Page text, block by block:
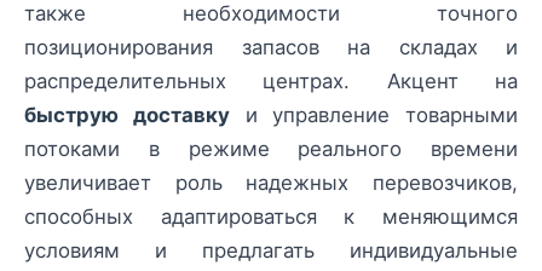
также необходимости точного
позиционирования запасов на складах и
распределительных центрах. Акцент на
быструю доставкуи управление товарными
потоками в режиме реального времени
увеличивает роль надежных перевозчиков,
способных адаптироваться к меняющимся
условиям и предлагать индивидуальные